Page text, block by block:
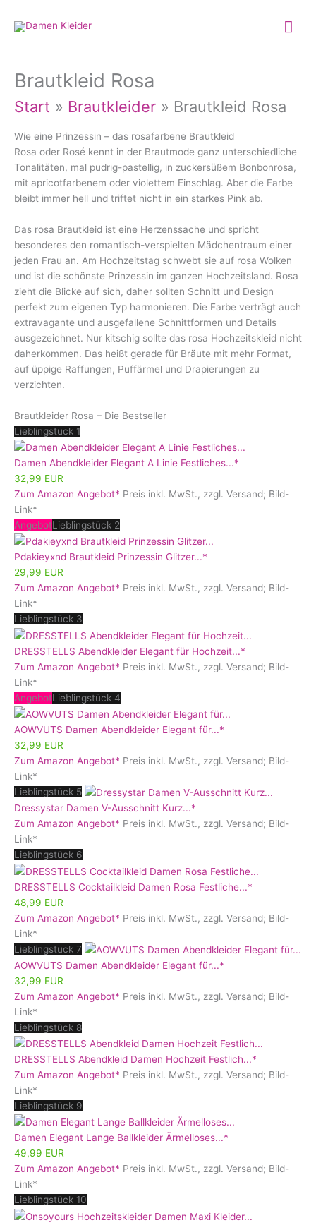
Inhalt
Brautkleid Rosa
Start Brautkleider Brautkleid Rosa
Wie eine Prinzessin – das rosafarbene Brautkleid
Rosa oder Rosé kennt in der Brautmode ganz unterschiedliche
Tonalitäten, mal pudrig-pastellig, in zuckersüßem Bonbonrosa,
mit apricotfarbenem oder violettem Einschlag. Aber die Farbe
bleibt immer hell und triftet nicht in ein starkes Pink ab.
Das rosa Brautkleid ist eine Herzenssache und spricht
besonderes den romantisch-verspielten Mädchentraum einer
jeden Frau an. Am Hochzeitstag schwebt sie auf rosa Wolken
und ist die schönste Prinzessin im ganzen Hochzeitsland. Rosa
zieht die Blicke auf sich, daher sollten Schnitt und Design
perfekt zum eigenen Typ harmonieren. Die Farbe verträgt auch
extravagante und ausgefallene Schnittformen und Details
ausgezeichnet. Nur kitschig sollte das rosa Hochzeitskleid nicht
daherkommen. Das heißt gerade für Bräute mit mehr Format,
auf üppige Raffungen, Puffärmel und Drapierungen zu
verzichten.
Brautkleider Rosa – Die Bestseller
Lieblingstück 1
Damen Abendkleider Elegant A Linie Festliches...*
32,99 EUR
Zum Amazon Angebot* Preis inkl. MwSt., zzgl. Versand; Bild-
Link*
AngebotLieblingstück 2
Pdakieyxnd Brautkleid Prinzessin Glitzer...*
29,99 EUR
Zum Amazon Angebot* Preis inkl. MwSt., zzgl. Versand; Bild-
Link*
Lieblingstück 3
DRESSTELLS Abendkleider Elegant für Hochzeit...*
Zum Amazon Angebot* Preis inkl. MwSt., zzgl. Versand; Bild-
Link*
AngebotLieblingstück 4
AOWVUTS Damen Abendkleider Elegant für...*
32,99 EUR
Zum Amazon Angebot* Preis inkl. MwSt., zzgl. Versand; Bild-
Link*
Lieblingstück 5
Dressystar Damen V-Ausschnitt Kurz...*
Zum Amazon Angebot* Preis inkl. MwSt., zzgl. Versand; Bild-
Link*
Lieblingstück 6
DRESSTELLS Cocktailkleid Damen Rosa Festliche...*
48,99 EUR
Zum Amazon Angebot* Preis inkl. MwSt., zzgl. Versand; Bild-
Link*
Lieblingstück 7
AOWVUTS Damen Abendkleider Elegant für...*
32,99 EUR
Zum Amazon Angebot* Preis inkl. MwSt., zzgl. Versand; Bild-
Link*
Lieblingstück 8
DRESSTELLS Abendkleid Damen Hochzeit Festlich...*
Zum Amazon Angebot* Preis inkl. MwSt., zzgl. Versand; Bild-
Link*
Lieblingstück 9
Damen Elegant Lange Ballkleider Ärmelloses...*
49,99 EUR
Zum Amazon Angebot* Preis inkl. MwSt., zzgl. Versand; Bild-
Link*
Lieblingstück 10